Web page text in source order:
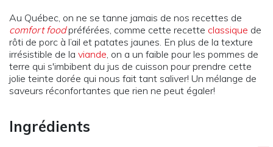
Au Québec, on ne se tanne jamais de nos recettes de
comfort foodpréférées, comme cette recette classique de
rôti de porc à l’ail et patates jaunes. En plus de la texture
irrésistible de la viande, on a un faible pour les pommes de
terre qui s'imbibent du jus de cuisson pour prendre cette
jolie teinte dorée qui nous fait tant saliver! Un mélange de
saveurs réconfortantes que rien ne peut égaler!
Ingrédients